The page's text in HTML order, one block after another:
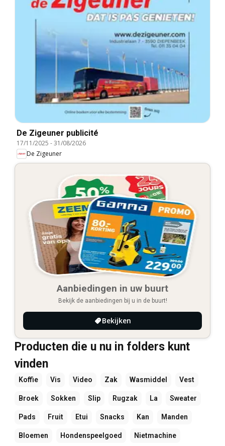
De Zigeuner publicité
17/11/2025 -31/08/2026
De Zigeuner
Aanbiedingen in uw buurt
Bekijk de aanbiedingen bij u in de buurt!
Bekijken
Producten die u nu in folders kunt
vinden
Koffie Vis Video Zak Wasmiddel Vest
Broek Sokken Slip Rugzak La Sweater
Pads Fruit Etui Snacks Kan Manden
Bloemen Hondenspeelgoed Nietmachine